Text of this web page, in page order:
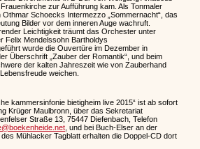
zur Aufführung kam. Als Tonmaler
Schoecks Intermezzo „Sommernacht“, das
Bilder vor dem inneren Auge wachruft.
Leichtigkeit träumt das Orchester unter
Felix Mendelssohn Bartholdys
wurde die Ouvertüre im Dezember in
Überschrift „Zauber der Romantik“, und beim
der kalten Jahreszeit wie von Zauberhand
weichen.
kammersinfonie bietigheim live 2015“ ist ab sofort
Krüger Maulbronn, über das Sekretariat
Straße 13, 75447 Diefenbach, Telefon
, und bei Buch-Elser an der
Mühlacker Tagblatt erhalten die Doppel-CD dort